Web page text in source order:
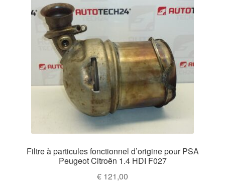
Filtre à particules fonctionnel d’origine pour PSA
Peugeot Citroën 1.4 HDI F027
€ 121,00